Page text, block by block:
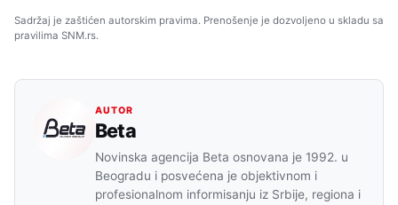
Sadržaj je zaštićen autorskim pravima. Prenošenje je dozvoljeno u skladu sa
pravilima SNM.rs.
AUTOR
Beta
Novinska agencija Beta osnovana je 1992. u
Beogradu i posvećena je objektivnom i
profesionalnom informisanju iz Srbije, regiona i